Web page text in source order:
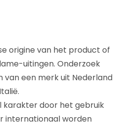
origine van het product of
uitingen. Onderzoek
van een merk uit Nederland
karakter door het gebruik
internationaal worden